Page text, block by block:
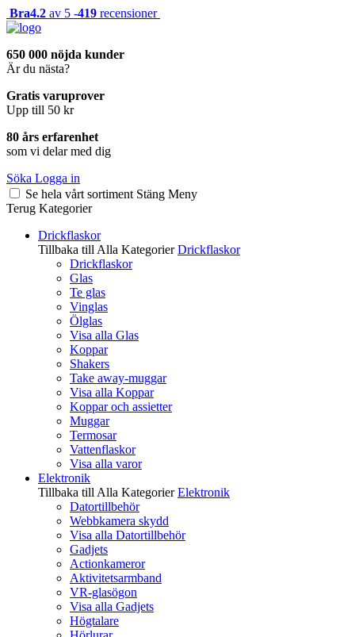
Bra4.2 av 5 -419 recensioner
650 000 nöjda kunder
Är du nästa?
Gratis varuprover
Upp till 50 kr
80 års erfarenhet
som vi delar med dig
Söka Logga in
Se hela vårt sortiment Stäng Meny
Terug Kategorier
Drickflaskor
Tillbaka till Alla Kategorier Drickflaskor
Drickflaskor
Glas
Te glas
Vinglas
Ölglas
Visa alla Glas
Koppar
Shakers
Take away-muggar
Visa alla Koppar
Koppar och assietter
Muggar
Termosar
Vattenflaskor
Visa alla varor
Elektronik
Tillbaka till Alla Kategorier Elektronik
Datortillbehör
Webbkamera skydd
Visa alla Datortillbehör
Gadjets
Actionkameror
Aktivitetsarmband
VR-glasögon
Visa alla Gadjets
Högtalare